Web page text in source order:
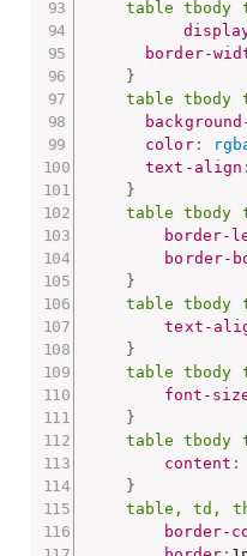
table tbody
border-
}
table
color:
text-align :
}
table tbody
border-
border-
}
table
text-
}
table
font-
}
table
content :
}
table, td,
border-